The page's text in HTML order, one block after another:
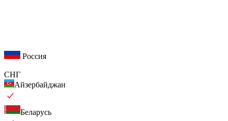
Россия
СНГ
Айзербайджан
Беларусь